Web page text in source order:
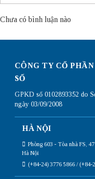
Chưa có bình luận nào
CÔNG TY CỔ
SỐ
GPKD số 0102893352 do
ngày 03/09/2008
HÀ NỘI
Phòng 603 - Tòa nhà FS,
Hà Nội
(+84-24) 3776 5866 / (+84-